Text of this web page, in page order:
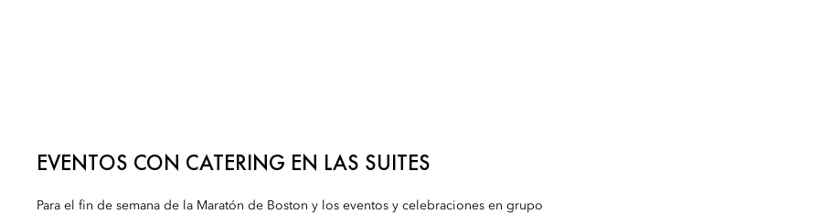
EVENTOS CON CATERING EN LAS SUITES
Para el fin de semana de la Maratón de Boston y los eventos y celebraciones en grupo